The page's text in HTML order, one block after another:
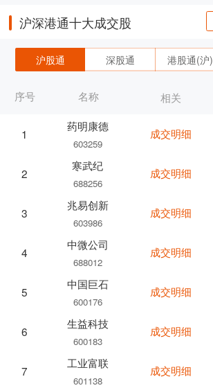
沪深港通十大成交股
沪股通 深股通 港股通(沪)
序号 名称
1
药明康德
603259
2
寒武纪
688256
3
兆易创新
603986
4
中微公司
688012
5
中国巨石
600176
6
生益科技
600183
7
工业富联
601138
相关
成交明细
成交明细
成交明细
成交明细
成交明细
成交明细
成交明细